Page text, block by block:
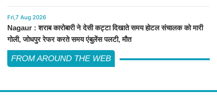
Fri,7 Aug 2026
Nagaur : शराब कारोबारी ने देसी कट्टा दिखाते समय होटल संचालक को मारी
गोली, जोधपुर रेफर करते समय एंबुलेंस पलटी, मौत
FROM AROUND THE WEB